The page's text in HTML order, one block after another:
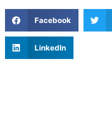
Facebook
LinkedIn